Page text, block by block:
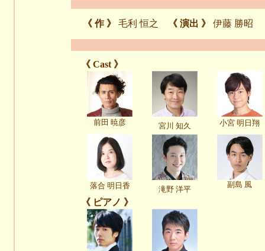
《 作 》 毛利 恒之 《 演出 》 伊藤 勝昭
《 Cast 》
前田 暁彦 宮川 知久 小宮 明日翔
落合 明日香 滝野 洋平
副島 風
《 ピアノ 》